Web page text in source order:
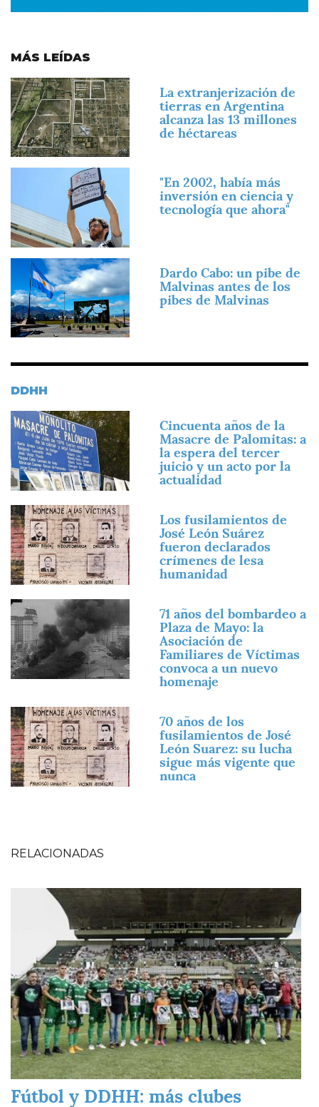
MÁS LEÍDAS
Imagen
La extranjerización de
tierras en Argentina
alcanza las 13 millones
de héctareas
"En 2002, había más
inversión en ciencia y
tecnología que ahora"
Imagen
Dardo Cabo: un pibe de
Malvinas antes de los
pibes de Malvinas
DDHH
Imagen
Cincuenta años de la
Masacre de Palomitas: a
la espera del tercer
juicio y un acto por la
actualidad
Imagen
Los fusilamientos de
José León Suárez
fueron declarados
crímenes de lesa
humanidad
Imagen
71 años del bombardeo a
Plaza de Mayo: la
Asociación de
Familiares de Víctimas
convoca a un nuevo
homenaje
Imagen
70 años de los
fusilamientos de José
León Suarez: su lucha
sigue más vigente que
nunca
RELACIONADAS
Fútbol y DDHH: más clubes